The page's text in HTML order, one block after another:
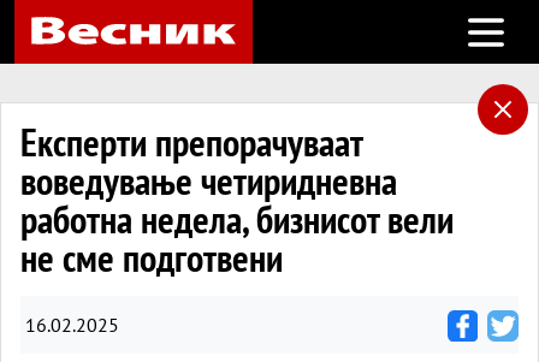
Open
Експерти препорачуваат
воведување четиридневна
работна недела, бизнисот вели
не сме подготвени
16.02.2025